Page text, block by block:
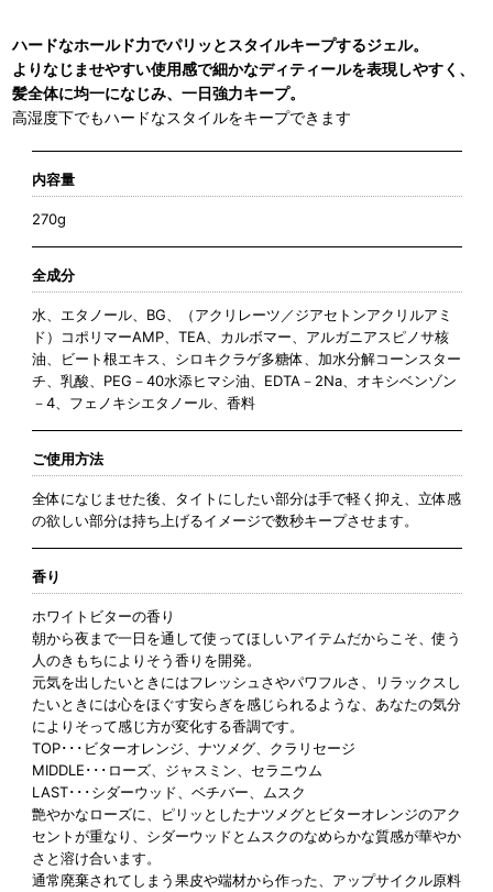
ハードなホールド力でパリッとスタイルキープするジェル。
よりなじませやすい使用感で細かなディティールを表現しやすく、
髪全体に均一になじみ、一日強力キープ。
高湿度下でもハードなスタイルをキープできます
内容量
270g
全成分
水、エタノール、BG、（アクリレーツ／ジアセトンアクリルアミ
ド）コポリマーAMP、TEA、カルボマー、アルガニアスピノサ核
油、ビート根エキス、シロキクラゲ多糖体、加水分解コーンスター
チ、乳酸、PEG－40水添ヒマシ油、EDTA－2Na、オキシベンゾン
－4、フェノキシエタノール、香料
ご使用方法
全体になじませた後、タイトにしたい部分は手で軽く抑え、立体感
の欲しい部分は持ち上げるイメージで数秒キープさせます。
香り
ホワイトビターの香り
朝から夜まで一日を通して使ってほしいアイテムだからこそ、使う
人のきもちによりそう香りを開発。
元気を出したいときにはフレッシュさやパワフルさ、リラックスし
たいときには心をほぐす安らぎを感じられるような、あなたの気分
によりそって感じ方が変化する香調です。
TOP･･･ビターオレンジ、ナツメグ、クラリセージ
MIDDLE･･･ローズ、ジャスミン、セラニウム
LAST･･･シダーウッド、ベチバー、ムスク
艶やかなローズに、ピリッとしたナツメグとビターオレンジのアク
セントが重なり、シダーウッドとムスクのなめらかな質感が華やか
さと溶け合います。
通常廃棄されてしまう果皮や端材から作った、アップサイクル原料